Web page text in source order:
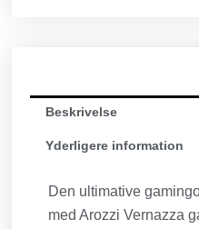
Beskrivelse
Yderligere information
Den ultimative
med Arozzi Vernazza